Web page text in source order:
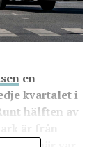
en
kvartalet i
hälften av